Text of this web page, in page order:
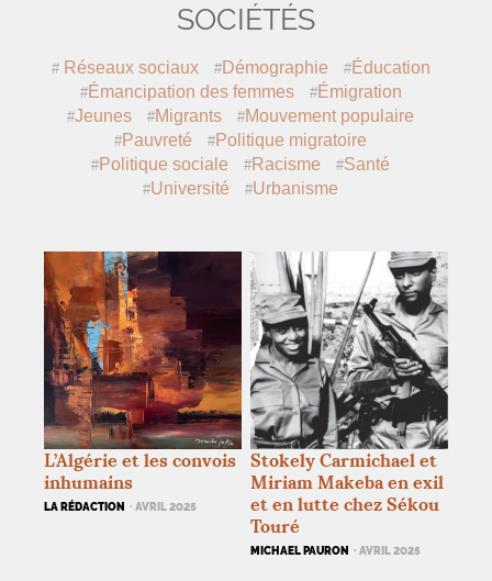
SOCIÉTÉS
Réseaux sociaux Démographie
Éducation
Émancipation des femmes
Émigration
Jeunes
Migrants
Mouvement populaire
Pauvreté
Politique migratoire
Politique sociale
Racisme
Santé
Université
Urbanisme
L’Algérie et les convois
inhumains
LA RÉDACTION · AVRIL 2025
Stokely Carmichael et
Miriam Makeba en exil
et en lutte chez Sékou
Touré
MICHAEL PAURON · AVRIL 2025